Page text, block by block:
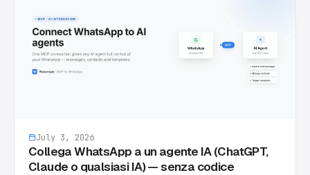
July 3, 2026
Collega WhatsApp a un agente IA (ChatGPT,
Claude o qualsiasi IA) — senza codice